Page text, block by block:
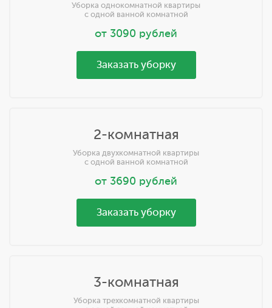
Уборка однокомнатной квартиры
с одной ванной комнатной
от 3090 рублей
Заказать уборку
2-комнатная
Уборка двухкомнатной квартиры
с одной ванной комнатной
от 3690 рублей
Заказать уборку
3-комнатная
Уборка трехкомнатной квартиры